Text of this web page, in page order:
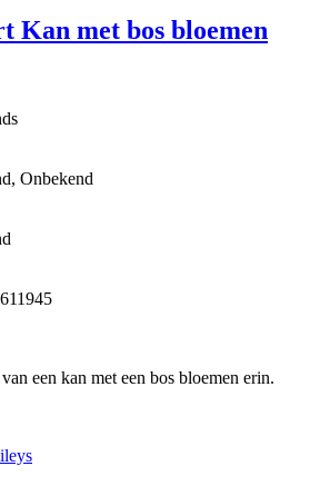
Kan met bos bloemen
Onbekend
een kan met een bos bloemen erin.